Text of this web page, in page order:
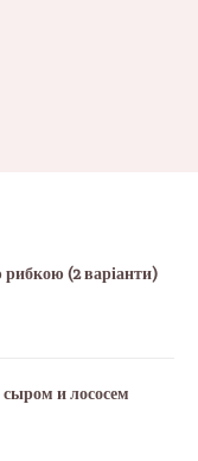
(2 варіанти)
и лососем